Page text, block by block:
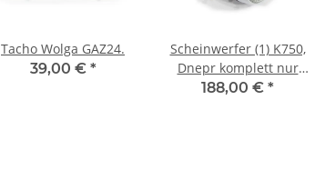
Tacho Wolga GAZ24.
39,00 € *
Scheinwerfer (1) K750,
Dnepr komplett nur
ohne Tacho. NEU!
188,00 € *